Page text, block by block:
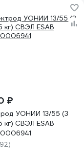
₽
УОНИИ 13/55 (3
кг) СВЭЛ ESAB